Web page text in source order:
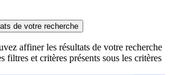
de votre recherche
affiner les résultats de votre recherche
filtres et critères présents sous les critères